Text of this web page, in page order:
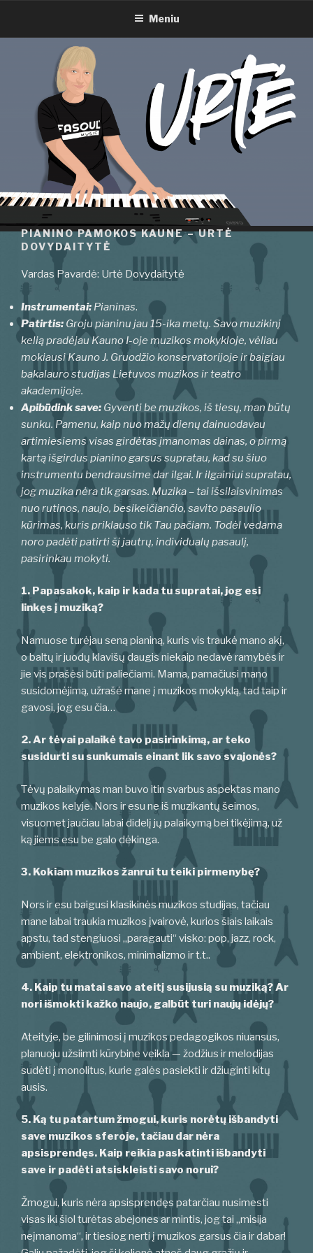
turinio
URTĖ DOVYDAITYTĖ
Meniu
PIANINO PAMOKOS KAUNE – URTĖ
DOVYDAITYTĖ
Vardas Pavardė: Urtė Dovydaitytė
Instrumentai: Pianinas.
Patirtis: Groju pianinu jau 15-ika metų. Savo muzikinį
kelią pradėjau Kauno I-oje muzikos mokykloje, vėliau
mokiausi Kauno J. Gruodžio konservatorijoje ir baigiau
bakalauro studijas Lietuvos muzikos ir teatro
akademijoje.
Apibūdink save: Gyventi be muzikos, iš tiesų, man būtų
sunku. Pamenu, kaip nuo mažų dienų dainuodavau
artimiesiems visas girdėtas įmanomas dainas, o pirmą
kartą išgirdus pianino garsus supratau, kad su šiuo
instrumentu bendrausime dar ilgai. Ir ilgainiui supratau,
jog muzika nėra tik garsas. Muzika – tai išsilaisvinimas
nuo rutinos, naujo, besikeičiančio, savito pasaulio
kūrimas, kuris priklauso tik Tau pačiam. Todėl vedama
noro padėti patirti šį jautrų, individualų pasaulį,
pasirinkau mokyti.
1. Papasakok, kaip ir kada tu supratai, jog esi
linkęs į muziką?
Namuose turėjau seną pianiną, kuris vis traukė mano akį,
o baltų ir juodų klavišų daugis niekaip nedavė ramybės ir
jie vis prašėsi būti paliečiami. Mama, pamačiusi mano
susidomėjimą, užrašė mane į muzikos mokyklą, tad taip ir
gavosi, jog esu čia…
2. Ar tėvai palaikė tavo pasirinkimą, ar teko
susidurti su sunkumais einant lik savo svajonės?
Tėvų palaikymas man buvo itin svarbus aspektas mano
muzikos kelyje. Nors ir esu ne iš muzikantų šeimos,
visuomet jaučiau labai didelį jų palaikymą bei tikėjimą, už
ką jiems esu be galo dėkinga.
3. Kokiam muzikos žanrui tu teiki pirmenybę?
Nors ir esu baigusi klasikinės muzikos studijas, tačiau
mane labai traukia muzikos įvairovė, kurios šiais laikais
apstu, tad stengiuosi „paragauti“ visko: pop, jazz, rock,
ambient, elektronikos, minimalizmo ir t.t..
4. Kaip tu matai savo ateitį susijusią su muziką? Ar
nori išmokti kažko naujo, galbūt turi naujų idėjų?
Ateityje, be gilinimosi į muzikos pedagogikos niuansus,
planuoju užsiimti kūrybine veikla — žodžius ir melodijas
sudėti į monolitus, kurie galės pasiekti ir džiuginti kitų
ausis.
5. Ką tu patartum žmogui, kuris norėtų išbandyti
save muzikos sferoje, tačiau dar nėra
apsisprendęs. Kaip reikia paskatinti išbandyti
save ir padėti atsiskleisti savo norui?
Žmogui, kuris nėra apsisprendęs patarčiau nusimesti
visas iki šiol turėtas abejones ar mintis, jog tai „misija
neįmanoma“, ir tiesiog nerti į muzikos garsus čia ir dabar!